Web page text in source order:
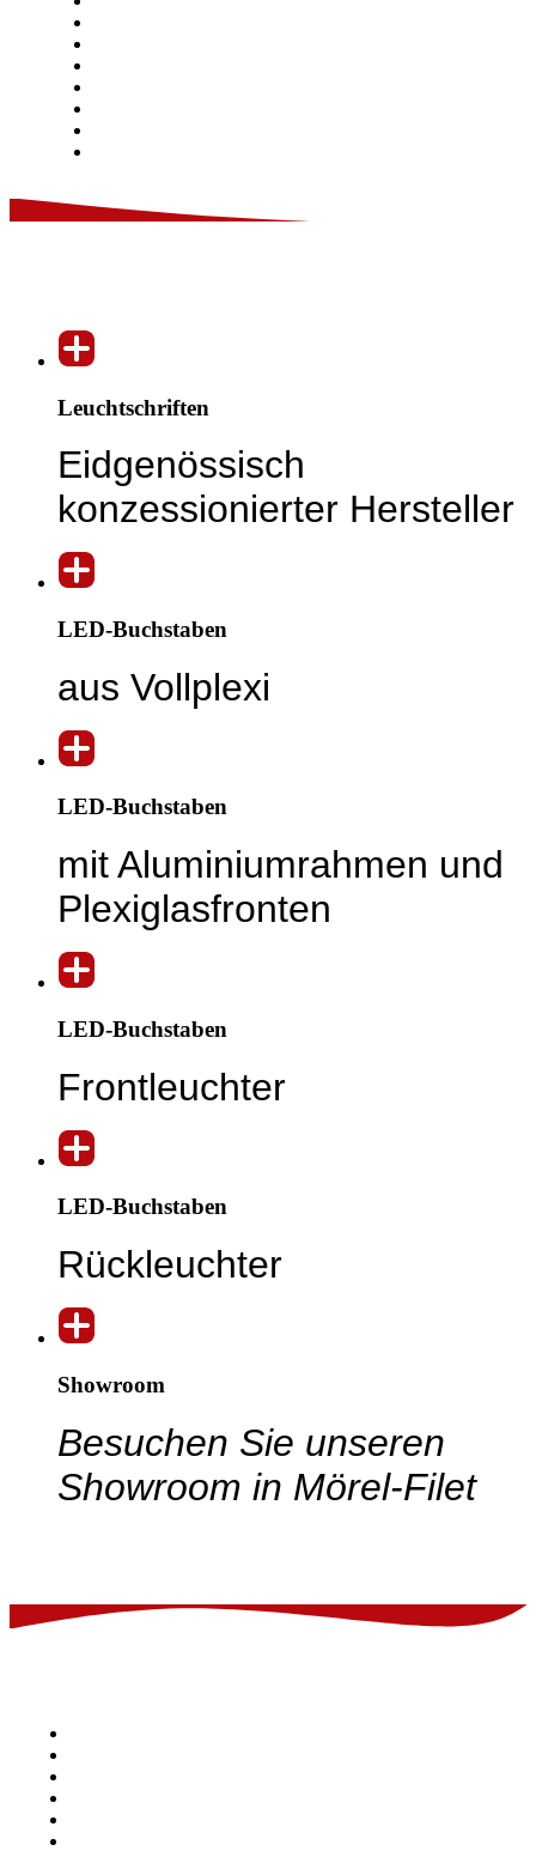
Leuchtschriften
Eidgenössisch
konzessionierter Hersteller
LED-Buchstaben
aus Vollplexi
LED-Buchstaben
mit Aluminiumrahmen und
Plexiglasfronten
LED-Buchstaben
Frontleuchter
LED-Buchstaben
Rückleuchter
Showroom
Besuchen Sie unseren
Showroom in Mörel-Filet